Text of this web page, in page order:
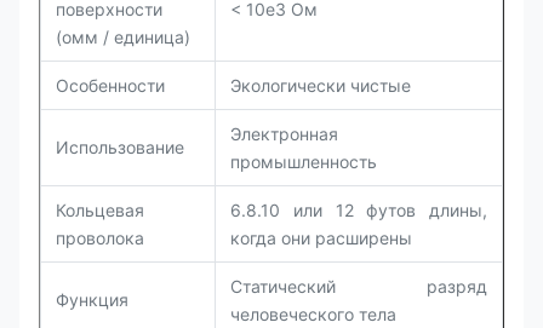
поверхности
(омм / единица)
< 10e3 Ом
Особенности Экологически чистые
Использование
Электронная
промышленность
Кольцевая
проволока
6.8.10 или 12 футов длины,
когда они расширены
Функция
Статический разряд
человеческого тела